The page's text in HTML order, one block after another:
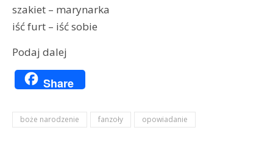
szakiet – marynarka
iść furt – iść sobie
Podaj dalej
Share
boże narodzenie fanzoły opowiadanie